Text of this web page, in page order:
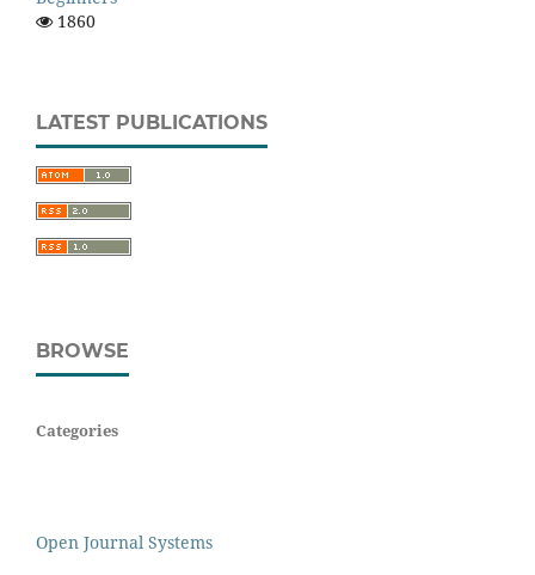
1860
LATEST PUBLICATIONS
BROWSE
Categories
Open Journal Systems